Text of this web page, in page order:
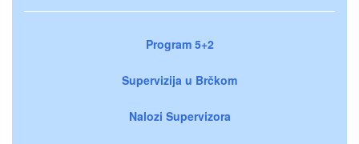
Program 5+2
Supervizija u Brčkom
Nalozi Supervizora